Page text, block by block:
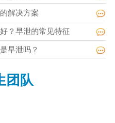
解决方案
？早泄的常见特征
早泄吗？
团队